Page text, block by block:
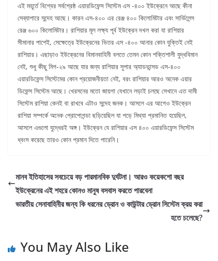
এই মহূর্তে বিশ্বের সর্বশ্রেষ্ঠ এয়ারডিফেন্স সিস্টেম এস -৪০০ ইউক্রেনে আছে কীনা
সেব্যাপারে সন্দেহ আছে। কারন এস-৪০০ এর রেঞ্জ ৪০০ কিলোমিটার এবং সার্ভিলেন্স
রেঞ্জ ৬০০ কিলোমিটার। রাশিয়ার মূল লক্ষ্য পূর্ব ইউক্রেন দখল করা যা রাশিয়ার
সীমানার পাশেই, সেক্ষেত্রে ইউক্রেনের ভিতর এস -৪০০ আনার কোন যুক্তিই নেই
রাশিয়ার। এছাড়াও ইউক্রেনের বিমানবাহিনী বলতে তেমন কোন শক্তিশালী যুদ্ধবিমান
নেই, শুধু কীছু মিগ-২৯ আছে যার জন্য রাশিয়ার সুপার অ্যাডভান্সড এস-৪০০
এয়ারডিফেন্স সিস্টেমের কোন প্রয়োজনীয়তা নেই, বরং রাশিয়ার আরও অনেক এয়ার
ডিফেন্স সিস্টেম আছে। খেরসনের মতো জায়গা যেখানে লড়াই চলছে সেখানে এত দামী
সিস্টেম রাশিয়া কেনই বা রাখবে এটাও সন্দেহ জনক। আসলে এর আগেও ইউক্রেন
রাশিয়া সম্পর্কে অনেক প্রোপোগন্ডা ছড়িয়েছিল যা পড়ে মিথ্যা প্রমানিত হয়েছিল,
আসলে এগুলো যুদ্ধেরই অঙ্গ। ইউক্রেন যে রাশিয়ার এস ৪০০ এয়ারডিফেন্স সিস্টেম
ধ্বংস করেছে তারও কোন প্রমান দিতে পারেনি।
মানব ইতিহাসের সবচেয়ে বড় পারমানবিক দুর্ঘটনা। আরও কয়েকশো বছর
ইউক্রেনের এই শহরে কোনও মানুষ বসবাস করতে পারবেনা
ভারতীয় সেনাবাহিনীর জন্য কি ধরনের ড্রোন ও কাউন্টার ড্রোন সিস্টেম ক্রয় করা
হতে চলেছে?
You May Also Like